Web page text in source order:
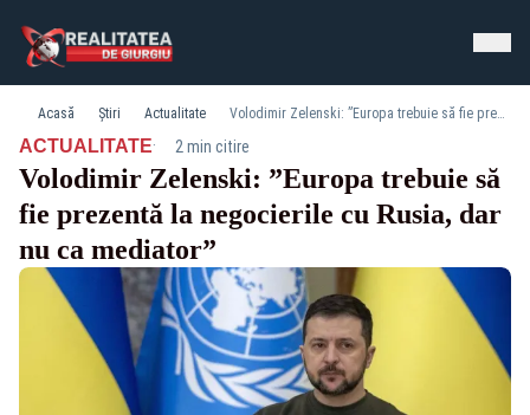
Acasă Știri Actualitate Volodimir Zelenski: ”Europa trebuie să fie prezentă la negocierile cu Rusia, dar nu ca mediator”
ACTUALITATE· 2 min citire
Volodimir Zelenski: ”Europa trebuie să
fie prezentă la negocierile cu Rusia, dar
nu ca mediator”